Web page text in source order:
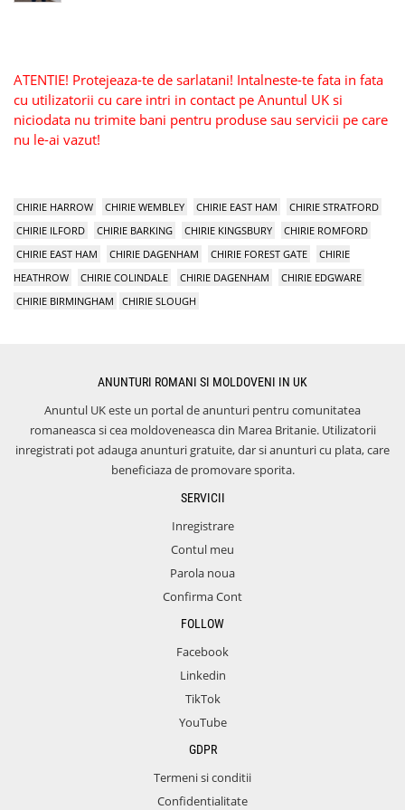
ATENTIE! Protejeaza-te de sarlatani! Intalneste-te fata in fata
cu utilizatorii cu care intri in contact pe Anuntul UK si
niciodata nu trimite bani pentru produse sau servicii pe care
nu le-ai vazut!
CHIRIE HARROW CHIRIE WEMBLEY CHIRIE EAST HAM
CHIRIE STRATFORD
CHIRIE ILFORD
CHIRIE BARKING CHIRIE KINGSBURY
CHIRIE ROMFORD
CHIRIE EAST HAM
CHIRIE DAGENHAM CHIRIE FOREST GATE
CHIRIE
HEATHROW
CHIRIE COLINDALE CHIRIE DAGENHAM
CHIRIE EDGWARE
CHIRIE BIRMINGHAM
CHIRIE SLOUGH
ANUNTURI ROMANI SI MOLDOVENI IN UK
Anuntul UK este un portal de anunturi pentru comunitatea
romaneasca si cea moldoveneasca din Marea Britanie. Utilizatorii
inregistrati pot adauga anunturi gratuite, dar si anunturi cu plata, care
beneficiaza de promovare sporita.
SERVICII
Inregistrare
Contul meu
Parola noua
Confirma Cont
FOLLOW
Facebook
Linkedin
TikTok
YouTube
GDPR
Termeni si conditii
Confidentialitate